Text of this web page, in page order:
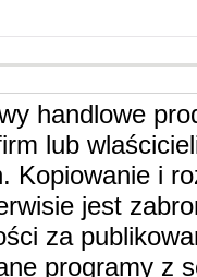
handlowe
lub
Kopiowanie i
jest
za
programy z